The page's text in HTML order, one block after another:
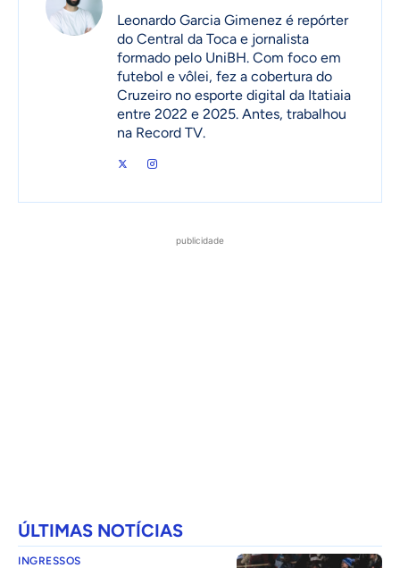
Leonardo Garcia Gimenez é repórter
do Central da Toca e jornalista
formado pelo UniBH. Com foco em
futebol e vôlei, fez a cobertura do
Cruzeiro no esporte digital da Itatiaia
entre 2022 e 2025. Antes, trabalhou
na Record TV.
publicidade
ÚLTIMAS NOTÍCIAS
INGRESSOS